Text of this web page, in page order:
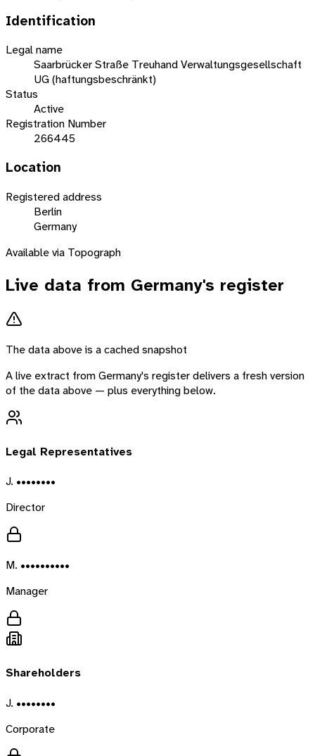
Identification
Legal name
Saarbrücker Straße Treuhand Verwaltungsgesellschaft
UG (haftungsbeschränkt)
Status
Active
Registration Number
266445
Location
Registered address
Berlin
Germany
Available via Topograph
Live data from Germany's register
The data above is a cached snapshot
A live extract fromGermany's register delivers a fresh version
of the data above — plus everything below.
Legal Representatives
J. ••••••••
Director
M. ••••••••••
Manager
Shareholders
J. ••••••••
Corporate